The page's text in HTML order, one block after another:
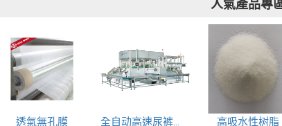
人氣產品專
透氣無孔膜 全自动高速尿裤包装机（自动换号） 高吸水性树脂